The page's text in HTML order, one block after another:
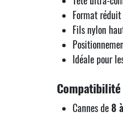
Format
Fils nylon
Idéale pour
Compatibilité
Cannes de 8